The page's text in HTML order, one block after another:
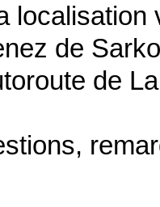
de
de